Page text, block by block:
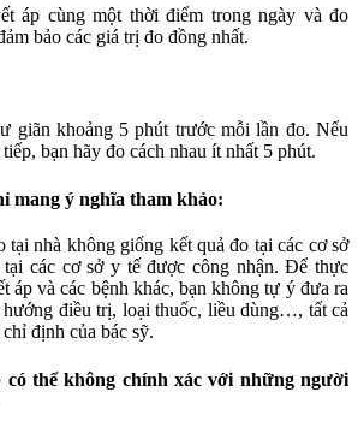
áp cùng một thời điểm trong ngày và đo
bảo các giá trị đo đồng nhất.
giãn khoảng 5 phút trước mỗi lần đo. Nếu
bạn hãy đo cách nhau ít nhất 5 phút.
mang ý nghĩa tham khảo:
tại nhà không giống kết quả đo tại các cơ sở
các cơ sở y tế được công nhận. Để thực
áp và các bệnh khác, bạn không tự ý đưa ra
điều trị, loại thuốc, liều dùng…, tất cả
định của bác sỹ.
có thể không chính xác với những người